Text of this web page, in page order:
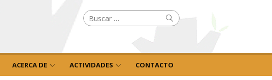
Buscar
por: Buscar
ACERCA DE ACTIVIDADES CONTACTO